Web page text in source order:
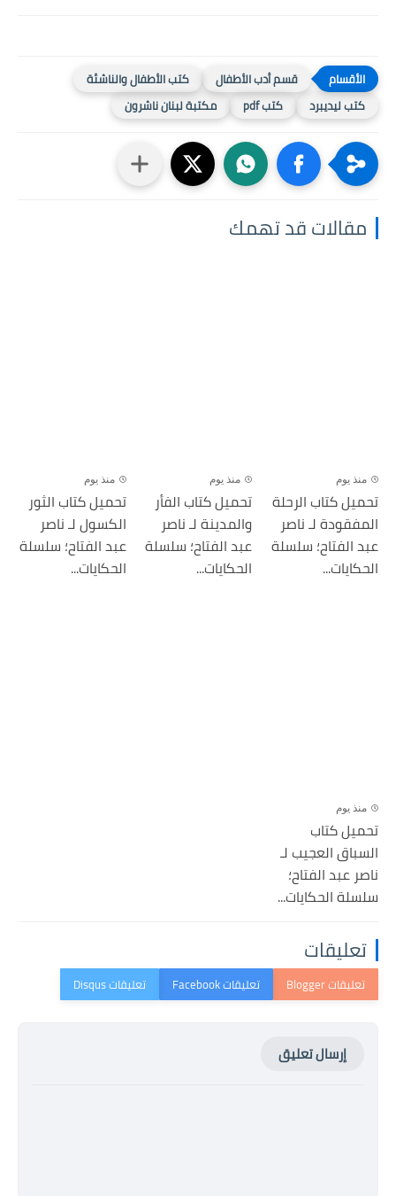
قسم أدب الأطفال
كتب الأطفال والناشئة
كتب ليديبرد
كتب pdf مكتبة لبنان ناشرون
مقالات قد تهمك
منذ يوم
تحميل كتاب الرحلة
المفقودة لـ ناصر
عبد الفتاح؛ سلسلة
الحكايات...
منذ يوم
تحميل كتاب الفأر
والمدينة لـ ناصر
عبد الفتاح؛ سلسلة
الحكايات...
منذ يوم
تحميل كتاب الثور
الكسول لـ ناصر
عبد الفتاح؛ سلسلة
الحكايات...
منذ يوم
تحميل كتاب
السباق العجيب لـ
ناصر عبد الفتاح؛
سلسلة الحكايات...
تعليقات
إرسال تعليق